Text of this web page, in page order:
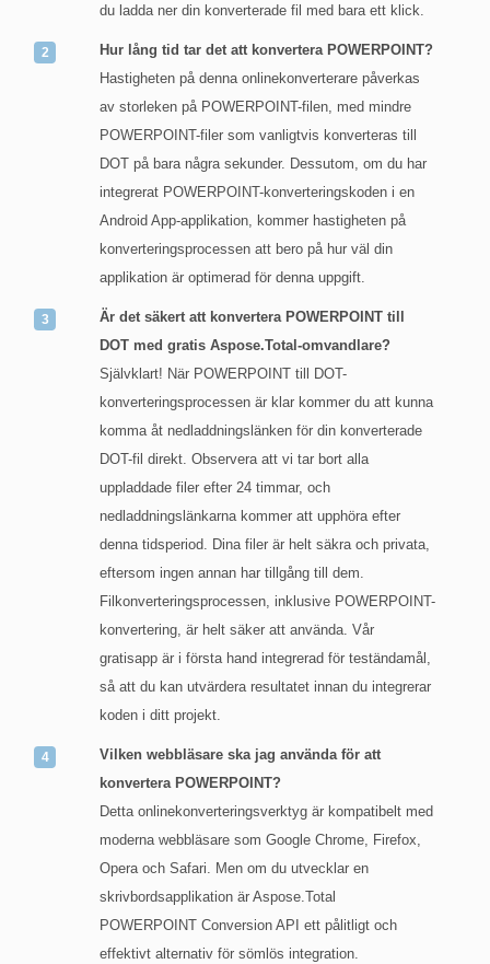
du ladda ner din konverterade fil med bara ett klick.
Hur lång tid tar det att konvertera POWERPOINT?
Hastigheten på denna onlinekonverterare påverkas
av storleken på POWERPOINT-filen, med mindre
POWERPOINT-filer som vanligtvis konverteras till
DOT på bara några sekunder. Dessutom, om du har
integrerat POWERPOINT-konverteringskoden i en
Android App-applikation, kommer hastigheten på
konverteringsprocessen att bero på hur väl din
applikation är optimerad för denna uppgift.
Är det säkert att konvertera POWERPOINT till
DOT med gratis Aspose.Total-omvandlare?
Självklart! När POWERPOINT till DOT-
konverteringsprocessen är klar kommer du att kunna
komma åt nedladdningslänken för din konverterade
DOT-fil direkt. Observera att vi tar bort alla
uppladdade filer efter 24 timmar, och
nedladdningslänkarna kommer att upphöra efter
denna tidsperiod. Dina filer är helt säkra och privata,
eftersom ingen annan har tillgång till dem.
Filkonverteringsprocessen, inklusive POWERPOINT-
konvertering, är helt säker att använda. Vår
gratisapp är i första hand integrerad för teständamål,
så att du kan utvärdera resultatet innan du integrerar
koden i ditt projekt.
Vilken webbläsare ska jag använda för att
konvertera POWERPOINT?
Detta onlinekonverteringsverktyg är kompatibelt med
moderna webbläsare som Google Chrome, Firefox,
Opera och Safari. Men om du utvecklar en
skrivbordsapplikation är Aspose.Total
POWERPOINT Conversion API ett pålitligt och
effektivt alternativ för sömlös integration.